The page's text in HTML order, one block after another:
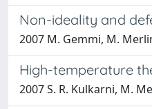
Non-ideality and
2007 M. Gemmi, M.
High-temperature
2007 S. R. Kulkarni, M.